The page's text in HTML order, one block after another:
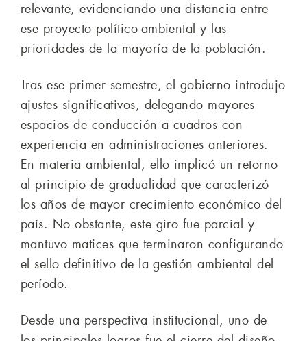
relevante, evidenciando una distancia entre
ese proyecto político-ambiental y las
prioridades de la mayoría de la población.
Tras ese primer semestre, el gobierno introdujo
ajustes significativos, delegando mayores
espacios de conducción a cuadros con
experiencia en administraciones anteriores.
En materia ambiental, ello implicó un retorno
al principio de gradualidad que caracterizó
los años de mayor crecimiento económico del
país. No obstante, este giro fue parcial y
mantuvo matices que terminaron configurando
el sello definitivo de la gestión ambiental del
período.
Desde una perspectiva institucional, uno de